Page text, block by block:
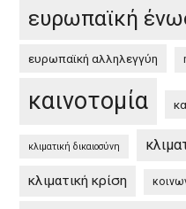
ευρωπαϊκή
ευρωπαϊκή αλληλεγγύη
καινοτομία
κλιματική δικαιοσύνη
κλιματική κρίση